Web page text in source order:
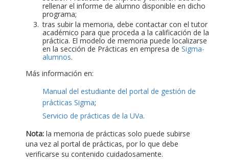
rellenar el informe de alumno disponible en dicho
programa;
tras subir la memoria, debe contactar con el tutor
académico para que proceda a la calificación de la
práctica. El modelo de memoria puede localizarse
en la sección de Prácticas en empresa de Sigma-
alumnos.
Más información en:
Manual del estudiante del portal de gestión de
prácticas Sigma;
Servicio de prácticas de la UVa.
Nota: la memoria de prácticas solo puede subirse
una vez al portal de prácticas, por lo que debe
verificarse su contenido cuidadosamente.